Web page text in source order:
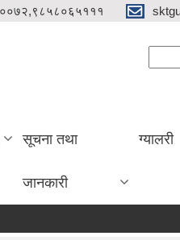
सूचना तथा
जानकारी
ग्यालरी